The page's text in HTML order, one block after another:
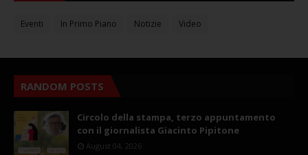
Eventi In Primo Piano Notizie Video
RANDOM POSTS
Circolo della stampa, terzo appuntamento
con il giornalista Giacinto Pipitone
August 04, 2026